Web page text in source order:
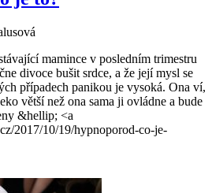
mamince v posledním trimestru
divoce bušit srdce, a že její mysl se
případech panikou je vysoká. Ona ví,
větší než ona sama ji ovládne a bude
&hellip; <a
2017/10/19/hypnoporod-co-je-